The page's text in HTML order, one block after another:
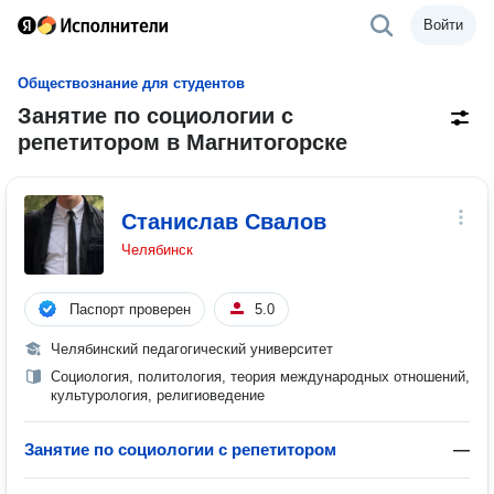
Войти
Обществознание для студентов
Занятие по социологии с
репетитором в Магнитогорске
Станислав Свалов
Челябинск
Паспорт проверен 5.0
Челябинский педагогический университет
Социология, политология, теория международных отношений,
культурология, религиоведение
Занятие по социологии с репетитором —